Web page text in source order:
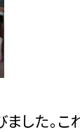
た。こ